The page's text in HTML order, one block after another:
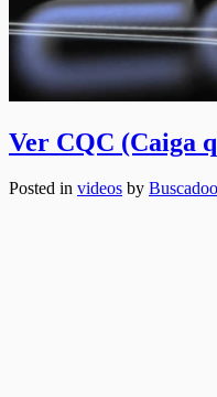
Ver CQC (Caiga
Posted in videos by